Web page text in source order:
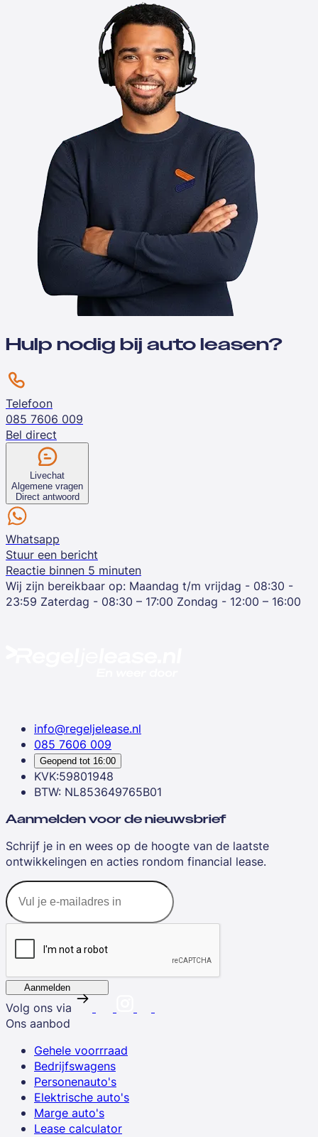
Hulp nodig bij auto leasen?
Telefoon
085 7606 009
Bel direct
Livechat
Algemene vragen
Direct antwoord
Whatsapp
Stuur een bericht
Reactie binnen 5 minuten
Wij zijn bereikbaar op: Maandag t/m vrijdag - 08:30 -
23:59 Zaterdag - 08:30 – 17:00 Zondag - 12:00 – 16:00
info@regeljelease.nl
085 7606 009
Geopend tot 16:00
KVK:59801948
BTW: NL853649765B01
Aanmelden voor de nieuwsbrief
Schrijf je in en wees op de hoogte van de laatste
ontwikkelingen en acties rondom financial lease.
Aanmelden
Volg ons via
Ons aanbod
Gehele voorrraad
Bedrijfswagens
Personenauto's
Elektrische auto's
Marge auto's
Lease calculator